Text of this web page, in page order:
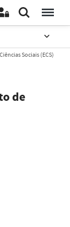
Sociais (ECS)
de